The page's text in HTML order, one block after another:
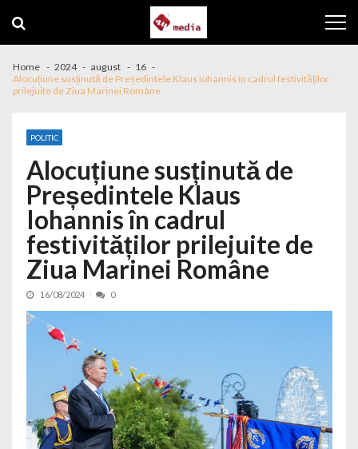
Home 2024 august
16
Alocuțiune susținută de Președintele Klaus Iohannis în cadrul festivităților
prilejuite de Ziua Marinei Române
POLITIC
Alocuțiune susținută de
Președintele Klaus
Iohannis în cadrul
festivităților prilejuite de
Ziua Marinei Române
16/08/2024 0